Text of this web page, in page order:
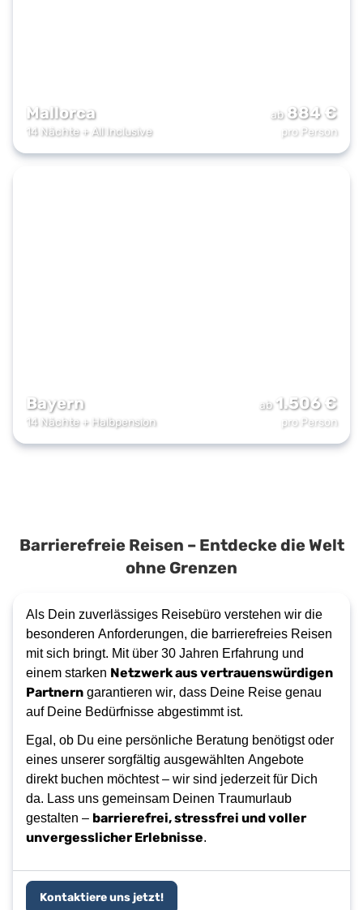
Mallorca
14 Nächte+All Inclusive
ab 884€
pro Person
Bayern
14 Nächte+ Halbpension
ab 1.506€
pro Person
Barrierefreie Reisen – Entdecke die Welt
ohne Grenzen
Als Dein zuverlässiges Reisebüro verstehen wir die
besonderen Anforderungen, die barrierefreies Reisen
mit sich bringt. Mit über 30 Jahren Erfahrung und
einem starken Netzwerk aus vertrauenswürdigen
Partnern garantieren wir, dass Deine Reise genau
auf Deine Bedürfnisse abgestimmt ist.
Egal, ob Du eine persönliche Beratung benötigst oder
eines unserer sorgfältig ausgewählten Angebote
direkt buchen möchtest – wir sind jederzeit für Dich
da. Lass uns gemeinsam Deinen Traumurlaub
gestalten – barrierefrei, stressfrei und voller
unvergesslicher Erlebnisse.
Kontaktiere uns jetzt!